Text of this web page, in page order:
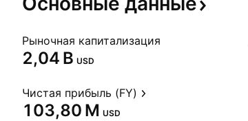
Рыночная капитализация
‪2,04 B‬ USD
Чистая прибыль (FY)
‪103,80 M‬ USD